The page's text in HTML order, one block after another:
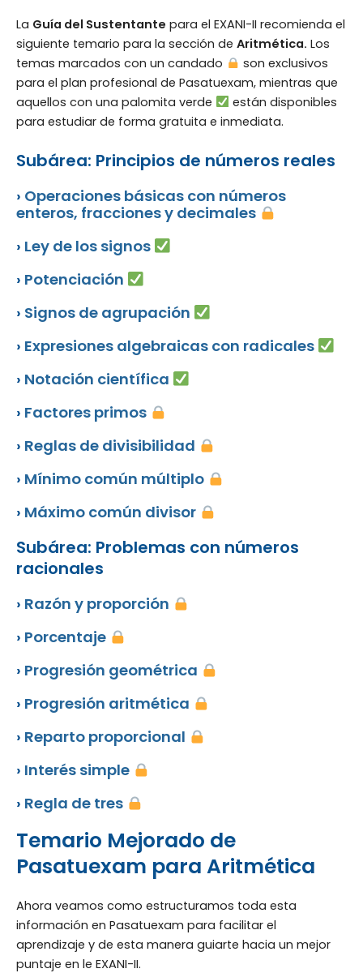
La Guía del Sustentante para el EXANI-II recomienda el
siguiente temario para la sección de Aritmética. Los
temas marcados con un candado
son exclusivos
para el plan profesional de Pasatuexam, mientras que
aquellos con una palomita verde
están disponibles
para estudiar de forma gratuita e inmediata.
Subárea: Principios de números reales
› Operaciones básicas con números
enteros, fracciones y decimales
› Ley de los signos
› Potenciación
› Signos de agrupación
› Expresiones algebraicas con radicales
› Notación científica
› Factores primos
› Reglas de divisibilidad
› Mínimo común múltiplo
› Máximo común divisor
Subárea: Problemas con números
racionales
› Razón y proporción
› Porcentaje
› Progresión geométrica
› Progresión aritmética
› Reparto proporcional
› Interés simple
› Regla de tres
Temario Mejorado de
Pasatuexam para Aritmética
Ahora veamos como estructuramos toda esta
información en Pasatuexam para facilitar el
aprendizaje y de esta manera guiarte hacia un mejor
puntaje en le EXANI-II.